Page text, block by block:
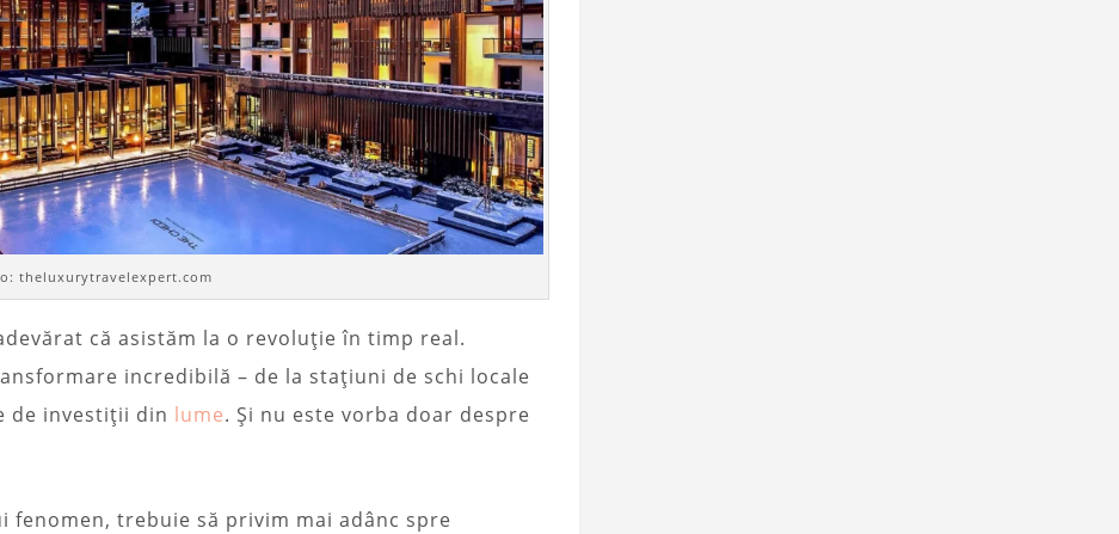
theluxurytravelexpert.com
că asistăm la o revoluție în timp real.
incredibilă – de la stațiuni de schi locale
de investiții din lume. Și nu este vorba doar despre
fenomen, trebuie să privim mai adânc spre